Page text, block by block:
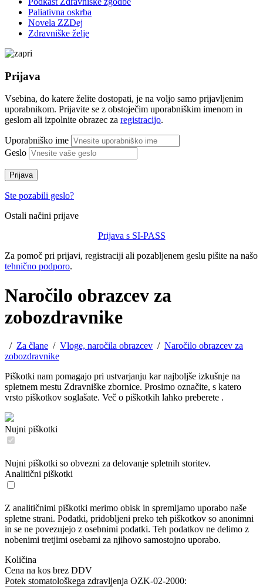
Paliativna oskrba
Novela ZZDej
Zdravniške želje
Prijava
Vsebina, do katere želite dostopati, je na voljo samo prijavljenim
uporabnikom. Prijavite se z obstoječim uporabniškim imenom in
geslom ali izpolnite obrazec za registracijo.
Uporabniško ime
Geslo
Prijava
Ste pozabili geslo?
Ostali načini prijave
Prijava s SI-PASS
Za pomoč pri prijavi, registraciji ali pozabljenem geslu pišite na našo
tehnično podporo.
Naročilo obrazcev za
zobozdravnike
/ Za člane / Vloge, naročila obrazcev / Naročilo obrazcev za
zobozdravnike
Piškotki nam pomagajo pri ustvarjanju kar najboljše izkušnje na
spletnem mestu Zdravniške zbornice. Prosimo označite, s katero
vrsto piškotkov soglašate. Več o piškotkih lahko preberete .
Nujni piškotki
Nujni piškotki so obvezni za delovanje spletnih storitev.
Analitični piškotki
Z analitičnimi piškotki merimo obisk in spremljamo uporabo naše
spletne strani. Podatki, pridobljeni preko teh piškotkov so anonimni
in se ne povezujejo z osebnimi podatki. Teh podatkov ne delimo z
nobenimi tretjimi osebami za njihovo samostojno uporabo.
Količina
Cena na kos brez DDV
Potek stomatološkega zdravljenja OZK-02-2000: